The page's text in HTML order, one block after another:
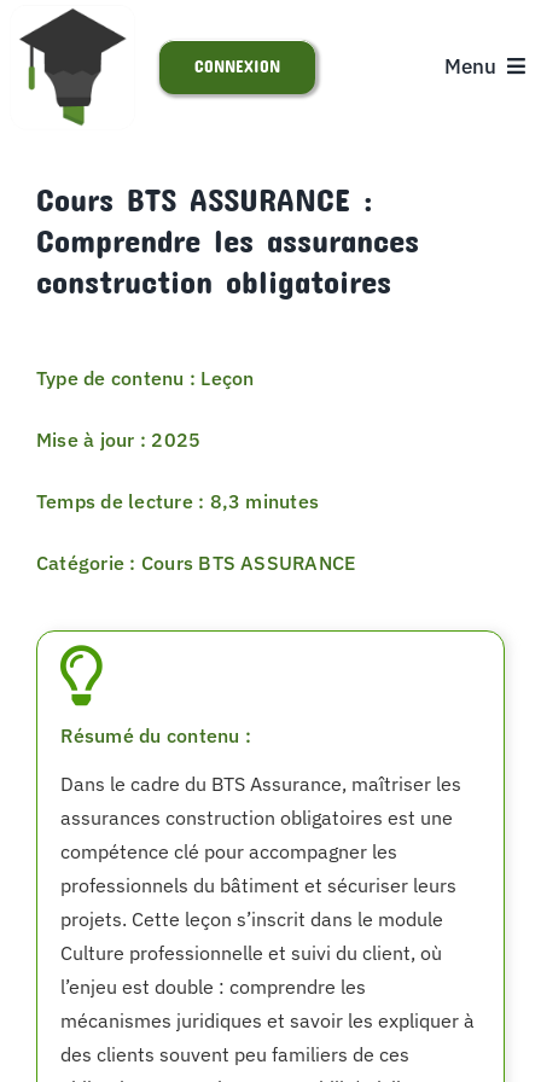
Passer
contenu
Menu
S’INSCRIRE
SUPPORT
CONNEXION
Cours BTS ASSURANCE :
Comprendre les assurances
construction obligatoires
Type de contenu : Leçon
Mise à jour : 2025
Temps de lecture : 8,3 minutes
Catégorie : Cours BTS ASSURANCE
Résumé du contenu :
Dans le cadre du BTS Assurance, maîtriser les
assurances construction obligatoires est une
compétence clé pour accompagner les
professionnels du bâtiment et sécuriser leurs
projets. Cette leçon s’inscrit dans le module
Culture professionnelle et suivi du client, où
l’enjeu est double : comprendre les
mécanismes juridiques et savoir les expliquer à
des clients souvent peu familiers de ces